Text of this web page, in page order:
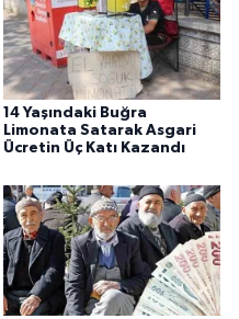
14 Yaşındaki Buğra
Limonata Satarak Asgari
Ücretin Üç Katı Kazandı